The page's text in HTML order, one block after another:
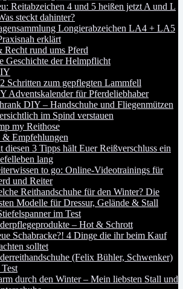
Reitabzeichen 4 und 5 heißen jetzt A und L
steckt dahinter?
Longierabzeichen LA4 + LA5
erklärt
Recht rund ums Pferd
Geschichte der Helmpflicht
Schritten zum gepflegten Lammfell
Adventskalender für Pferdeliebhaber
DIY – Handschuhe und Fliegenmützen
im Spind verstauen
my Reithose
& Empfehlungen
diesen 3 Tipps hält Euer Reißverschluss ein
lang
to go: Online-Videotrainings für
und Reiter
Reithandschuhe für den Winter? Die
Modelle für Dressur, Gelände & Stall
im Test
– Hot & Schrott
Schabracke?! 4 Dinge die ihr beim Kauf
solltet
(Felix Bühler, Schwenker)
durch den Winter – Mein liebsten Stall und